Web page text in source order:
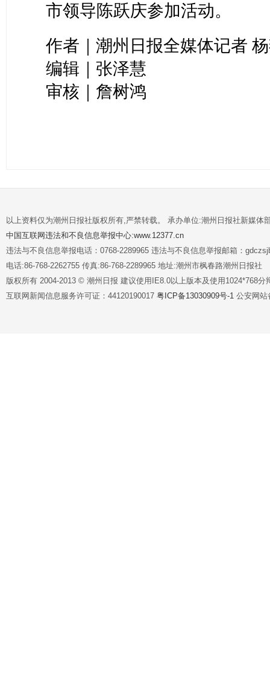
市领导陈跃庆参加活动。
作者｜潮州日报全媒体记者
编辑｜张泽慧
审核｜詹树鸿
以上资料仅为潮州日报社版权所有,严禁转载。 承办单位:潮州日报社新媒体
中国互联网违法和不良信息举报中心:www.12377.cn
违法与不良信息举报电话：0768-2289965 违法与不良信息举报邮箱：
电话:86-768-2262755 传真:86-768-2289965 地址:潮州市枫春路潮州日报社
版权所有 2004-2013 © 潮州日报 建议使用IE8.0以上版本及使用1024*768分
互联网新闻信息服务许可证：44120190017 粤ICP备13030909号-1 公安网站